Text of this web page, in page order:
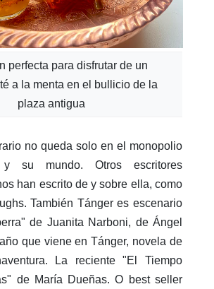
perfecta para disfrutar de un
a la menta en el bullicio de la
plaza antigua
no queda solo en el monopolio
su mundo. Otros escritores
han escrito de y sobre ella, como
También Tánger es escenario
de Juanita Narboni, de Ángel
que viene en Tánger, novela de
La reciente "El Tiempo
de María Dueñas. O best seller